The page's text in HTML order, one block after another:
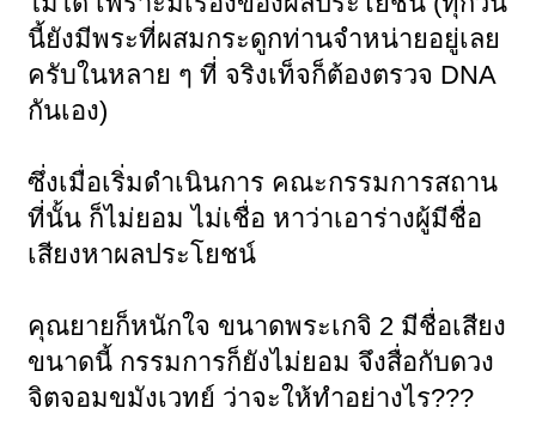
นี้ยังมีพระที่ผสมกระดูกท่านจำหน่ายอยู่เลย
ครับในหลาย ๆ ที่ จริงเท็จก็ต้องตรวจ DNA
กันเอง)
ซึ่งเมื่อเริ่มดำเนินการ คณะกรรมการสถาน
ที่นั้น ก็ไม่ยอม ไม่เชื่อ หาว่าเอาร่างผู้มีชื่อ
เสียงหาผลประโยชน์
คุณยายก็หนักใจ ขนาดพระเกจิ 2 มีชื่อเสียง
ขนาดนี้ กรรมการก็ยังไม่ยอม จึงสื่อกับดวง
จิตจอมขมังเวทย์ ว่าจะให้ทำอย่างไร???